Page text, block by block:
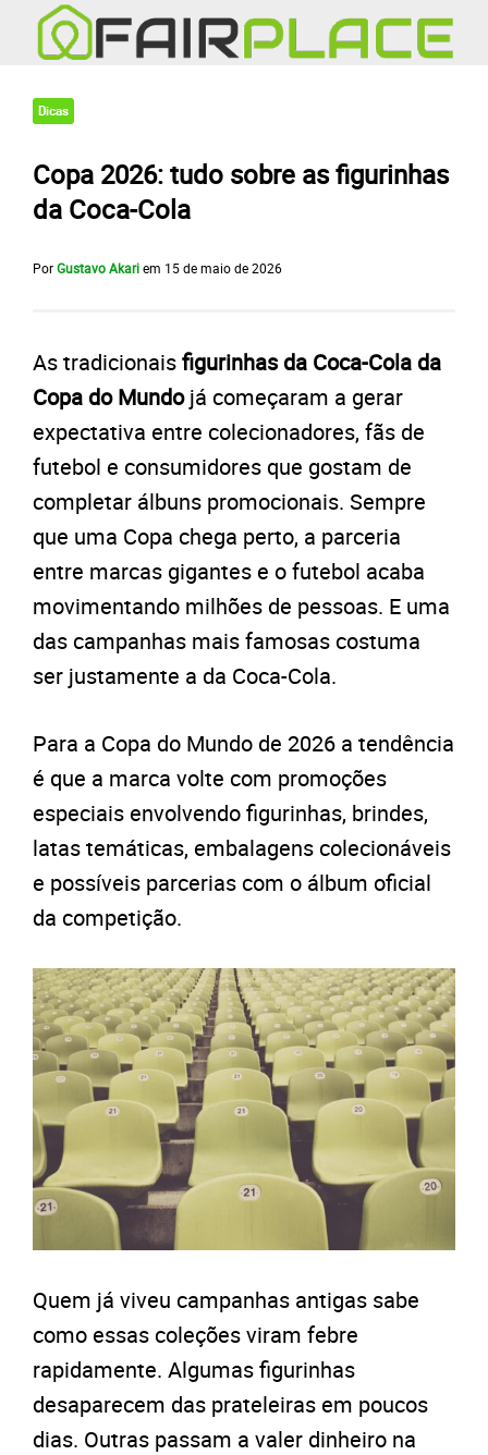
Dicas
Copa 2026: tudo sobre as figurinhas
da Coca-Cola
PorGustavo Akariem 15 de maio de 2026
As tradicionaisfigurinhas da Coca-Cola da
Copa do Mundojá começaram a gerar
expectativa entre colecionadores, fãs de
futebol e consumidores que gostam de
completar álbuns promocionais. Sempre
que uma Copa chega perto, a parceria
entre marcas gigantes e o futebol acaba
movimentando milhões de pessoas. E uma
das campanhas mais famosas costuma
ser justamente a da Coca-Cola.
Para a Copa do Mundo de 2026 a tendência
é que a marca volte com promoções
especiais envolvendo figurinhas, brindes,
latas temáticas, embalagens colecionáveis
e possíveis parcerias com o álbum oficial
da competição.
Quem já viveu campanhas antigas sabe
como essas coleções viram febre
rapidamente. Algumas figurinhas
desaparecem das prateleiras em poucos
dias. Outras passam a valer dinheiro na